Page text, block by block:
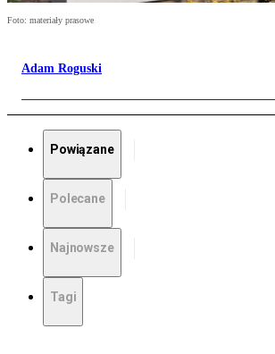
Foto: materiały prasowe
Adam Roguski
Powiązane
Polecane
Najnowsze
Tagi